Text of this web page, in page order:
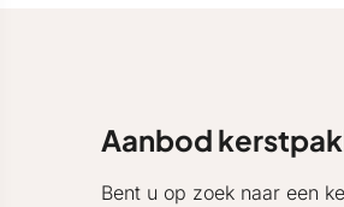
Aanbod
Bent u op zoek naar een